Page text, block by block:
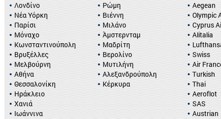
Λονδίνο
Νέα Υόρκη
Παρίσι
Μόναχο
Κωνσταντινούπολη
Βρυξέλλες
Ρώμη
Βιέννη
Μιλάνο
Άμστερνταμ
Μαδρίτη
Βερολίνο
Μελβούρνη
Αθήνα
Θεσσαλονίκη
Ηράκλειο
Χανιά
Ιωάννινα
Μυτιλήνη
Αλεξανδρούπολη
Κέρκυρα
Aegean
Olympic
Cyprus
Alitalia
Swiss
Air
Turkish
Thai
Aeroflot
SAS
Austrian